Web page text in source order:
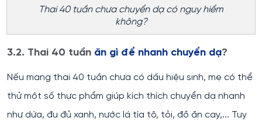
Thai 40 tuần chưa chuyển dạ có nguy hiểm
không?
3.2. Thai 40 tuần ăn gì để nhanh chuyển dạ?
Nếu mang thai 40 tuần chưa có dấu hiệu sinh, mẹ có thể
thử một số thực phẩm giúp kích thích chuyển dạ nhanh
như dứa, đu đủ xanh, nước lá tía tô, tỏi, đồ ăn cay,... Tuy